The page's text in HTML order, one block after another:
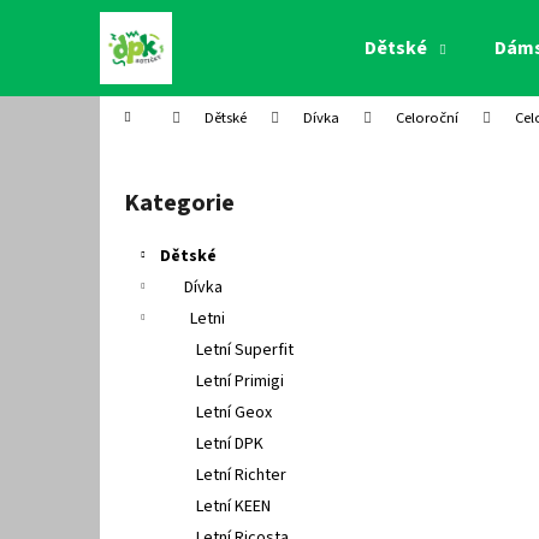
Dětské
Domů Dětské Dívka Celoroční
Přeskočit
kategorie
Kategorie
Dětské
Dívka
Letni
Letní Superfit
Letní Primigi
Letní Geox
Letní DPK
Letní Richter
Letní KEEN
í
Zpět
do
Zpět
do